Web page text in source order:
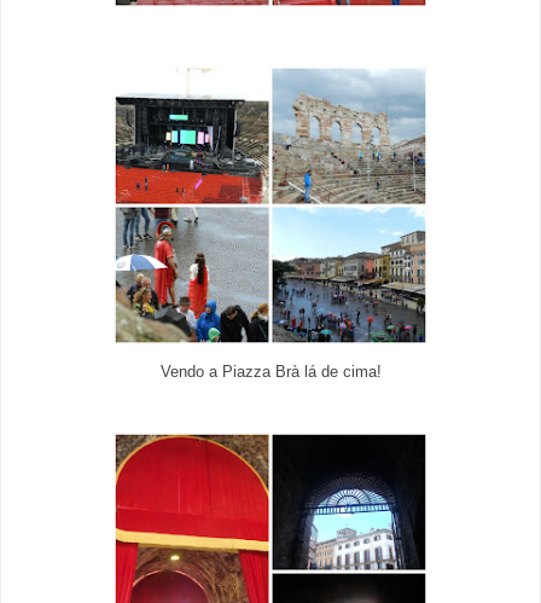
Vendo a Piazza Brà lá de cima!